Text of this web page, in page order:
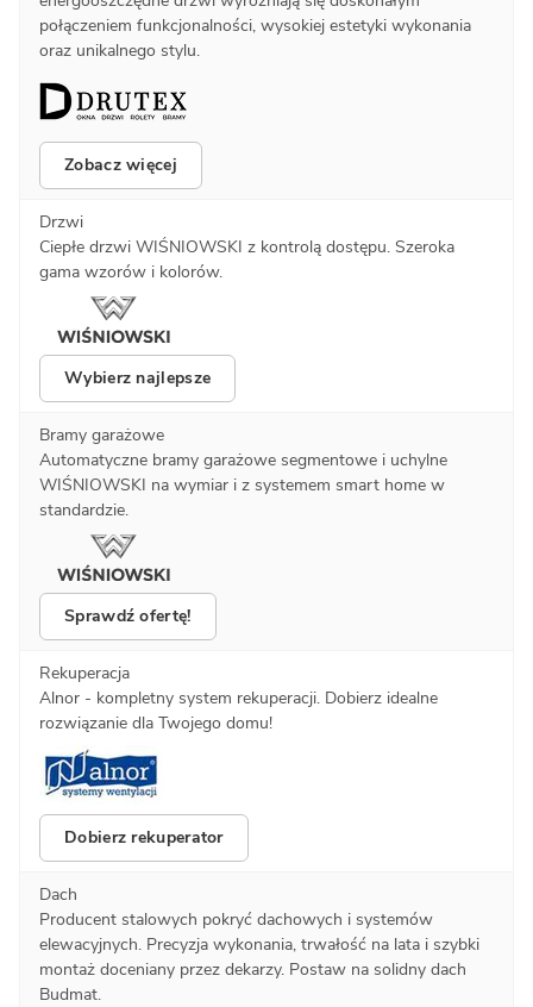
połączeniem funkcjonalności, wysokiej estetyki wykonania
oraz unikalnego stylu.
Zobacz więcej
Drzwi
Ciepłe drzwi WIŚNIOWSKI z kontrolą dostępu. Szeroka
gama wzorów i kolorów.
Wybierz najlepsze
Bramy garażowe
Automatyczne bramy garażowe segmentowe i uchylne
WIŚNIOWSKI na wymiar i z systemem smart home w
standardzie.
Sprawdź ofertę!
Rekuperacja
Alnor - kompletny system rekuperacji. Dobierz idealne
rozwiązanie dla Twojego domu!
Dobierz rekuperator
Dach
Producent stalowych pokryć dachowych i systemów
elewacyjnych. Precyzja wykonania, trwałość na lata i szybki
montaż doceniany przez dekarzy. Postaw na solidny dach
Budmat.